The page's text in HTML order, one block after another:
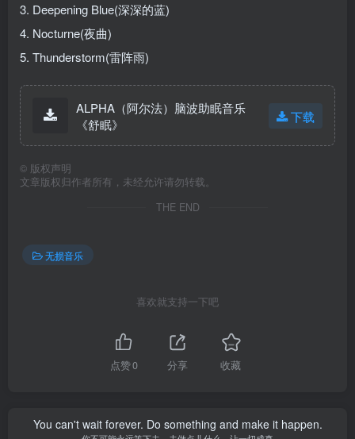
3. Deepening Blue(深深的蓝)
4. Nocturne(夜曲)
5. Thunderstorm(雷阵雨)
ALPHA（阿尔法）脑波助眠音乐
《舒眠》
下载
© 版权声明
文章版权归作者所有，未经允许请勿转载。
THE END
无损音乐
喜欢就支持一下吧
点赞0 分享 收藏
You can't wait forever. Do something and make it happen.